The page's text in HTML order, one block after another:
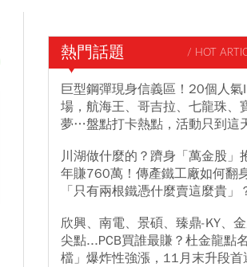
熱門話題 / HOT
巨型鋼彈現身信義區！20個人氣
場，航海王、哥吉拉、七龍珠、
夢…盤點打卡熱點，活動只到這
川湖做什麼的？躋身「萬金股」
年賺760萬！傳產鐵工廠如何翻
「只有兩根鐵憑什麼賣這麼貴」
欣興、南電、景碩、臻鼎-KY、金
尖點...PCB買誰最賺？杜金龍點
檔」爆炸性強漲，11月末升段首